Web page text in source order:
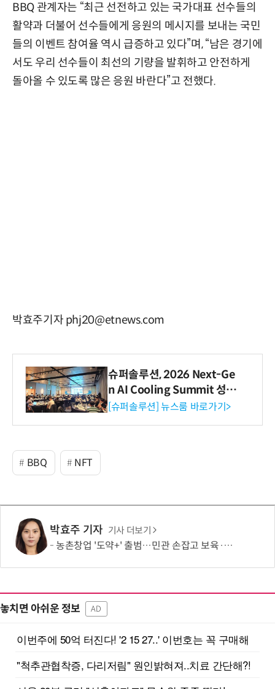
BBQ 관계자는 “최근 선전하고 있는 국가대표 선수들의
활약과 더불어 선수들에게 응원의 메시지를 보내는 국민
들의 이벤트 참여율 역시 급증하고 있다”며, “남은 경기에
서도 우리 선수들이 최선의 기량을 발휘하고 안전하게
돌아올 수 있도록 많은 응원 바란다”고 전했다.
박효주기자 phj20@etnews.com
슈퍼솔루션, 2026 Next-Ge
n AI Cooling Summit 성황
리 성료
[슈퍼솔루션] 뉴스룸 바로가기>
BBQ NFT
박효주 기자 기사 더보기
농촌창업 '도약+' 출범…민관 손잡고 보육·판로 지원
놓치면 아쉬운 정보 AD